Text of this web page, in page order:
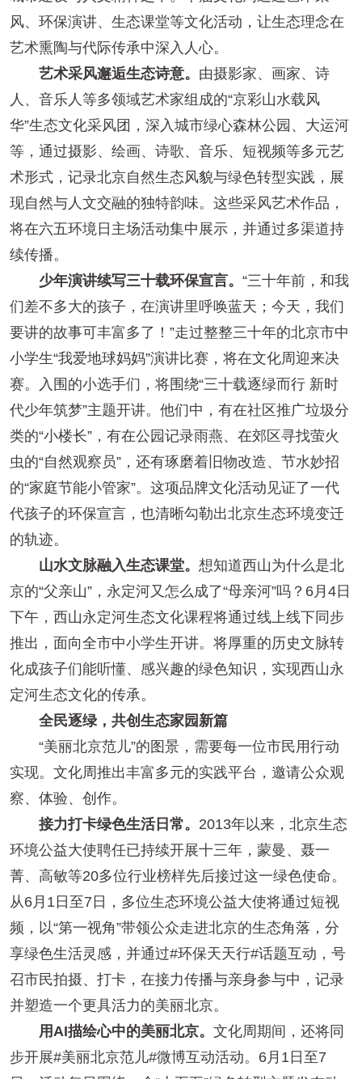
风、环保演讲、生态课堂等文化活动，让生态理念在
艺术熏陶与代际传承中深入人心。
艺术采风邂逅生态诗意。 由摄影家、画家、诗
人、音乐人等多领域艺术家组成的“京彩山水载风
华”生态文化采风团，深入城市绿心森林公园、大运河
等，通过摄影、绘画、诗歌、音乐、短视频等多元艺
术形式，记录北京自然生态风貌与绿色转型实践，展
现自然与人文交融的独特韵味。这些采风艺术作品，
将在六五环境日主场活动集中展示，并通过多渠道持
续传播。
少年演讲续写三十载环保宣言。 “三十年前，和我
们差不多大的孩子，在演讲里呼唤蓝天；今天，我们
要讲的故事可丰富多了！”走过整整三十年的北京市中
小学生“我爱地球妈妈”演讲比赛，将在文化周迎来决
赛。入围的小选手们，将围绕“三十载逐绿而行 新时
代少年筑梦”主题开讲。他们中，有在社区推广垃圾分
类的“小楼长”，有在公园记录雨燕、在郊区寻找萤火
虫的“自然观察员”，还有琢磨着旧物改造、节水妙招
的“家庭节能小管家”。这项品牌文化活动见证了一代
代孩子的环保宣言，也清晰勾勒出北京生态环境变迁
的轨迹。
山水文脉融入生态课堂。 想知道西山为什么是北
京的“父亲山”，永定河又怎么成了“母亲河”吗？6月4日
下午，西山永定河生态文化课程将通过线上线下同步
推出，面向全市中小学生开讲。将厚重的历史文脉转
化成孩子们能听懂、感兴趣的绿色知识，实现西山永
定河生态文化的传承。
全民逐绿，共创生态家园新篇
“美丽北京范儿”的图景，需要每一位市民用行动
实现。文化周推出丰富多元的实践平台，邀请公众观
察、体验、创作。
接力打卡绿色生活日常。 2013年以来，北京生态
环境公益大使聘任已持续开展十三年，蒙曼、聂一
菁、高敏等20多位行业榜样先后接过这一绿色使命。
从6月1日至7日，多位生态环境公益大使将通过短视
频，以“第一视角”带领公众走进北京的生态角落，分
享绿色生活灵感，并通过#环保天天行#话题互动，号
召市民拍摄、打卡，在接力传播与亲身参与中，记录
并塑造一个更具活力的美丽北京。
用AI描绘心中的美丽北京。 文化周期间，还将同
步开展#美丽北京范儿#微博互动活动。6月1日至7